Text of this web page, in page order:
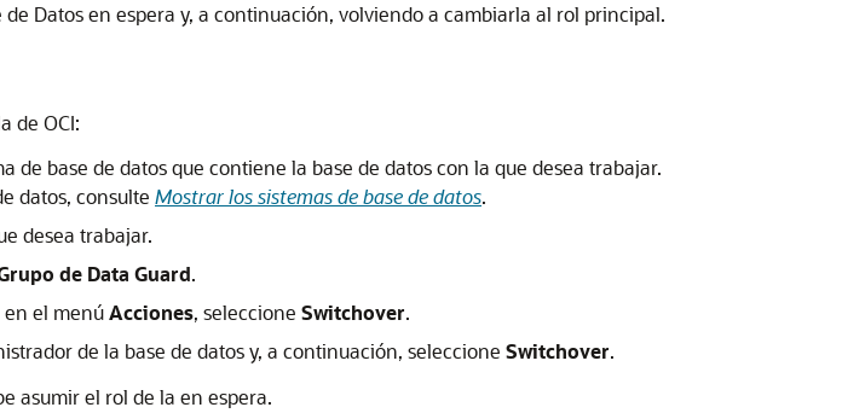
Datos en espera y, a continuación, volviendo a cambiarla al rol principal.
de OCI:
de base de datos que contiene la base de datos con la que desea trabajar.
datos, consulte Mostrar los sistemas de base de datos.
desea trabajar.
de Data Guard.
en el menúAcciones, seleccione Switchover.
de la base de datos y, a continuación, seleccione Switchover.
asumir el rol de la en espera.